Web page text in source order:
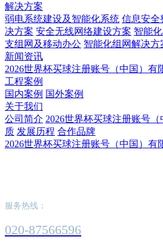
解决方案
弱电系统建设及智能化系统 信息安全
决方案 安全无线网络建设方案 智能
支组网及移动办公 智能化组网解决方
新闻资讯
2026世界杯买球注册账号（中国）有
工程案例
国内案例 国外案例
关于我们
公司简介 2026世界杯买球注册账号（
质 发展历程 合作品牌
2026世界杯买球注册账号（中国）有
服务热线：
020-87566596